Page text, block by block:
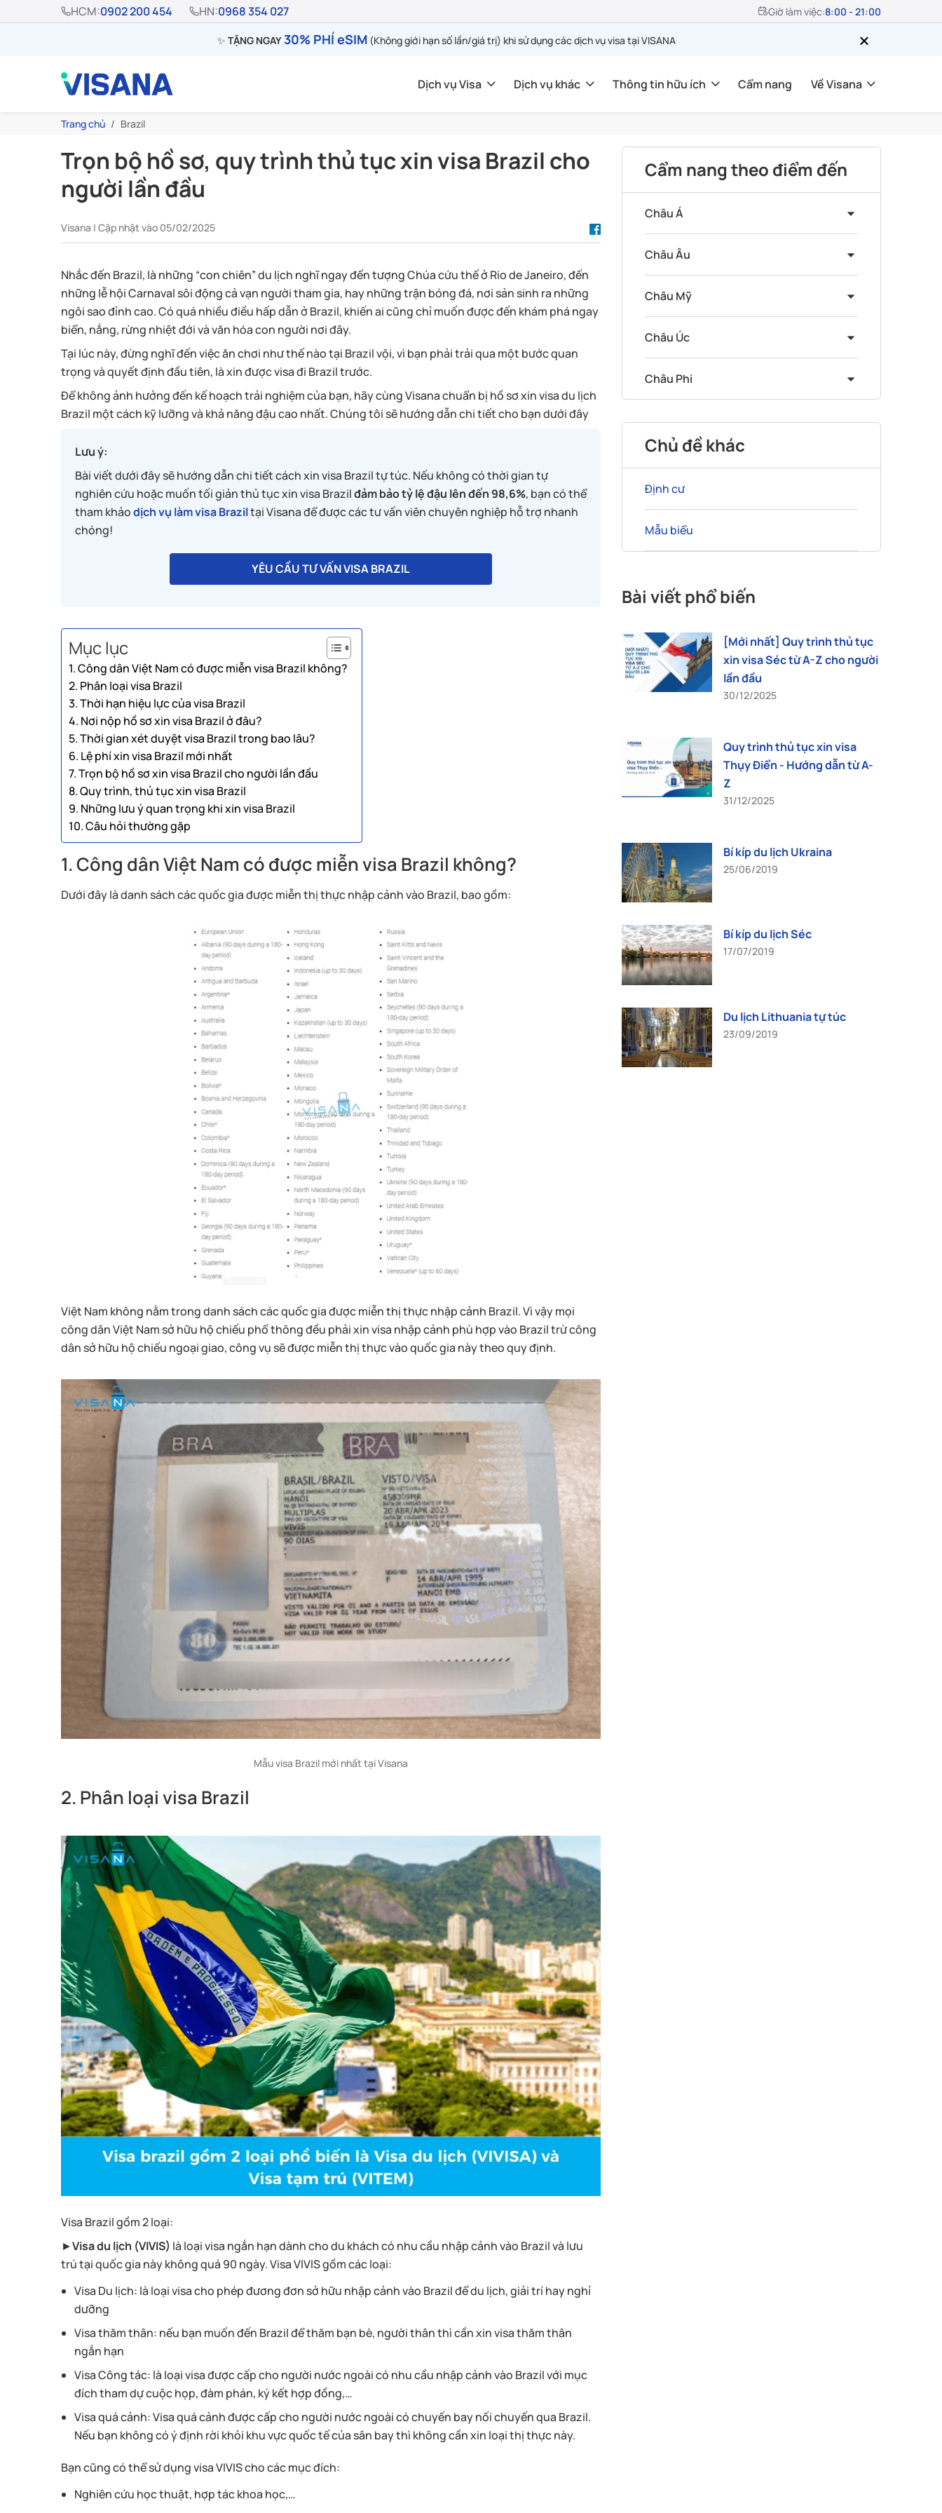
HCM:0902 200 454 HN:0968 354 027 Giờ làm việc:8:00 - 21:00
✨ TẶNG NGAY30% PHÍ eSIM (Không giới hạn số lần/giá trị) khi sử dụng các dịch vụ visa tại VISANA
Dịch vụ Visa Dịch vụ khác Thông tin hữu ích Cẩm nang Về Visana
Trang chủ Brazil
Trọn bộ hồ sơ, quy trình thủ tục xin visa Brazil cho
người lần đầu
Visana | Cập nhật vào 05/02/2025
Nhắc đến Brazil, là những “con chiên” du lịch nghĩ ngay đến tượng Chúa cứu thế ở Rio de Janeiro, đến
những lễ hội Carnaval sôi động cả vạn người tham gia, hay những trận bóng đá, nơi sản sinh ra những
ngôi sao đỉnh cao. Có quá nhiều điều hấp dẫn ở Brazil, khiến ai cũng chỉ muốn được đến khám phá ngay
biển, nắng, rừng nhiệt đới và văn hóa con người nơi đây.
Tại lúc này, đừng nghĩ đến việc ăn chơi như thế nào tại Brazil vội, vì bạn phải trải qua một bước quan
trọng và quyết định đầu tiên, là xin được visa đi Brazil trước.
Để không ảnh hưởng đến kế hoạch trải nghiệm của bạn, hãy cùng Visana chuẩn bị hồ sơ xin visa du lịch
Brazil một cách kỹ lưỡng và khả năng đậu cao nhất. Chúng tôi sẽ hướng dẫn chi tiết cho bạn dưới đây
Lưu ý:
Bài viết dưới đây sẽ hướng dẫn chi tiết cách xin visa Brazil tự túc. Nếu không có thời gian tự
nghiên cứu hoặc muốn tối giản thủ tục xin visa Brazilđảm bảo tỷ lệ đậu lên đến 98,6%, bạn có thể
tham khảodịch vụ làm visa Braziltại Visana để được các tư vấn viên chuyên nghiệp hỗ trợ nhanh
chóng!
YÊU CẦU TƯ VẤN VISA BRAZIL
Mục lục
1. Công dân Việt Nam có được miễn visa Brazil không?
2. Phân loại visa Brazil
3. Thời hạn hiệu lực của visa Brazil
4. Nơi nộp hồ sơ xin visa Brazil ở đâu?
5. Thời gian xét duyệt visa Brazil trong bao lâu?
6. Lệ phí xin visa Brazil mới nhất
7. Trọn bộ hồ sơ xin visa Brazil cho người lần đầu
8. Quy trình, thủ tục xin visa Brazil
9. Những lưu ý quan trọng khi xin visa Brazil
10. Câu hỏi thường gặp
1. Công dân Việt Nam có được miễn visa Brazil không?
Dưới đây là danh sách các quốc gia được miễn thị thực nhập cảnh vào Brazil, bao gồm:
Việt Nam không nằm trong danh sách các quốc gia được miễn thị thực nhập cảnh Brazil. Vì vậy mọi
công dân Việt Nam sở hữu hộ chiếu phổ thông đều phải xin visa nhập cảnh phù hợp vào Brazil trừ công
dân sở hữu hộ chiếu ngoại giao, công vụ sẽ được miễn thị thực vào quốc gia này theo quy định.
Mẫu visa Brazil mới nhất tại Visana
2. Phân loại visa Brazil
Visa Brazil gồm 2 loại:
►Visa du lịch (VIVIS) là loại visa ngắn hạn dành cho du khách có nhu cầu nhập cảnh vào Brazil và lưu
trú tại quốc gia này không quá 90 ngày. Visa VIVIS gồm các loại:
Visa Du lịch: là loại visa cho phép đương đơn sở hữu nhập cảnh vào Brazil để du lịch, giải trí hay nghỉ
dưỡng
Visa thăm thân: nếu bạn muốn đến Brazil để thăm bạn bè, người thân thì cần xin visa thăm thân
ngắn hạn
Visa Công tác: là loại visa được cấp cho người nước ngoài có nhu cầu nhập cảnh vào Brazil với mục
đích tham dự cuộc họp, đàm phán, ký kết hợp đồng,…
Visa quá cảnh: Visa quá cảnh được cấp cho người nước ngoài có chuyến bay nối chuyến qua Brazil.
Nếu bạn không có ý định rời khỏi khu vực quốc tế của sân bay thì không cần xin loại thị thực này.
Bạn cũng có thể sử dụng visa VIVIS cho các mục đích:
Nghiên cứu học thuật, hợp tác khoa học,…
Cẩm nang theo điểm đến
Châu Á
Châu Âu
Châu Mỹ
Châu Úc
Châu Phi
Chủ đề khác
Định cư
Mẫu biểu
Bài viết phổ biến
[Mới nhất] Quy trình thủ tục
xin visa Séc từ A-Z cho người
lần đầu
30/12/2025
Quy trình thủ tục xin visa
Thụy Điển - Hướng dẫn từ A-
Z
31/12/2025
Bí kíp du lịch Ukraina
25/06/2019
Bí kíp du lịch Séc
17/07/2019
Du lịch Lithuania tự túc
23/09/2019